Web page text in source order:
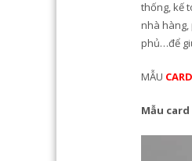
thống, kế
nhà hàng,
phủ…để
MẪU
Mẫu